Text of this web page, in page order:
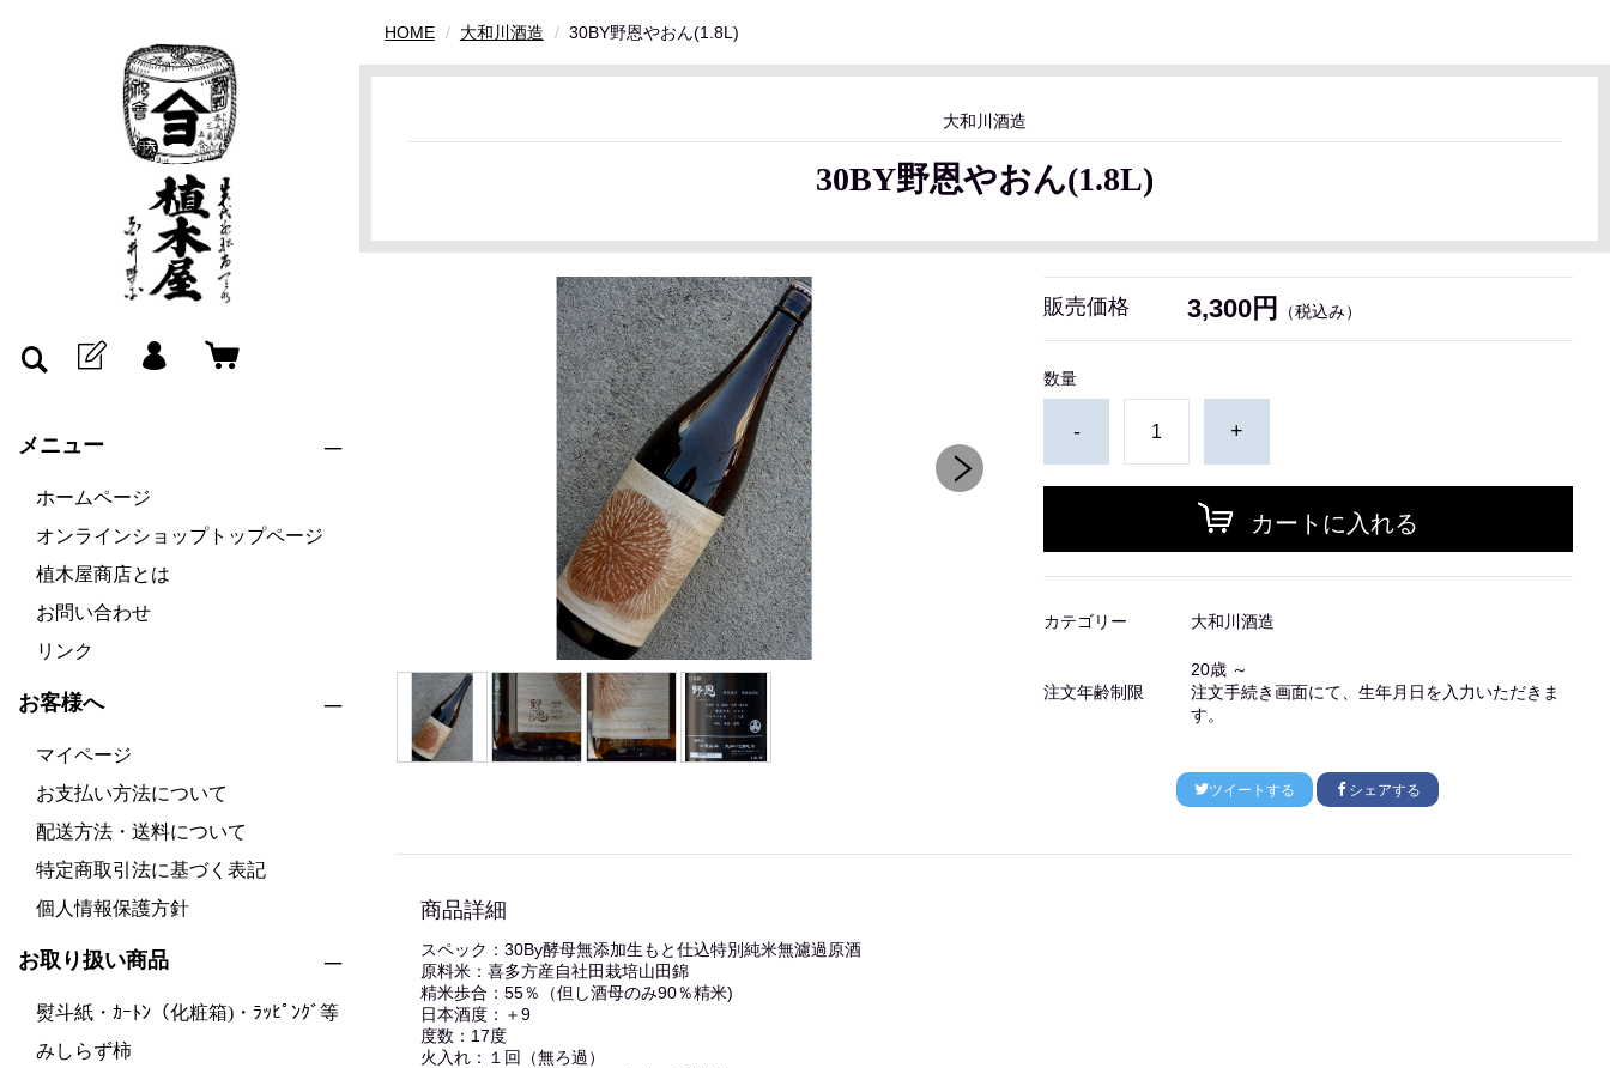
メニュー
ホームページ
オンラインショップトップページ
植木屋商店とは
お問い合わせ
リンク
お客様へ
マイページ
お支払い方法について
配送方法・送料について
特定商取引法に基づく表記
個人情報保護方針
お取り扱い商品
熨斗紙・ｶｰﾄﾝ（化粧箱)・ﾗｯﾋﾟﾝｸﾞ等
みしらず柿
HOME 大和川酒造 30BY野恩やおん(1.8L)
大和川酒造
30BY野恩やおん(1.8L)
販売価格 3,300円 （税込み）
数量
- +
カートに入れる
カテゴリー 大和川酒造
注文年齢制限
20歳 ～
注文手続き画面にて、生年月日を入力いただきま
す。
ツイートする シェアする
商品詳細
スペック：30By酵母無添加生もと仕込特別純米無濾過原酒
原料米：喜多方産自社田栽培山田錦
精米歩合：55％（但し酒母のみ90％精米)
日本酒度：＋9
度数：17度
火入れ：１回（無ろ過）